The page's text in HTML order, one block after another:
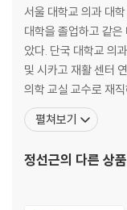
305 너무나도 소중한
306 척추 통증시스템
308 척추 통증시스템
309 우리 몸 속에 들어
314 허리 보호의 수호
315 강한 허리는 강한 엉
318 내 허리에 꼭 맞는
321 그럼 맥길의 빅3 운
324 운동과 허리 디스
서울 대학교 의과 대
대학을 졸업하고 같
았다. 단국 대학교 의
및 시카고 재활 센터
의학 교실 교수로 재
원으로 아시아 대표
파 학회 총무 위원장,
관절 통증 등을 중심으
펼쳐보기
정선근의 다른 상품